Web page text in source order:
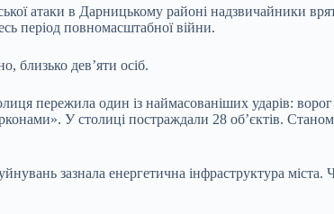
атаки в Дарницькому районі надзвичайники
період повномасштабної війни.
близько дев’яти осіб.
пережила один із наймасованіших ударів:
У столиці постраждали 28 об’єктів.
зазнала енергетична інфраструктура